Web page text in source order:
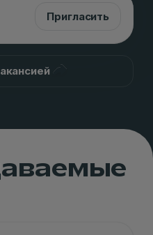
Пригласить